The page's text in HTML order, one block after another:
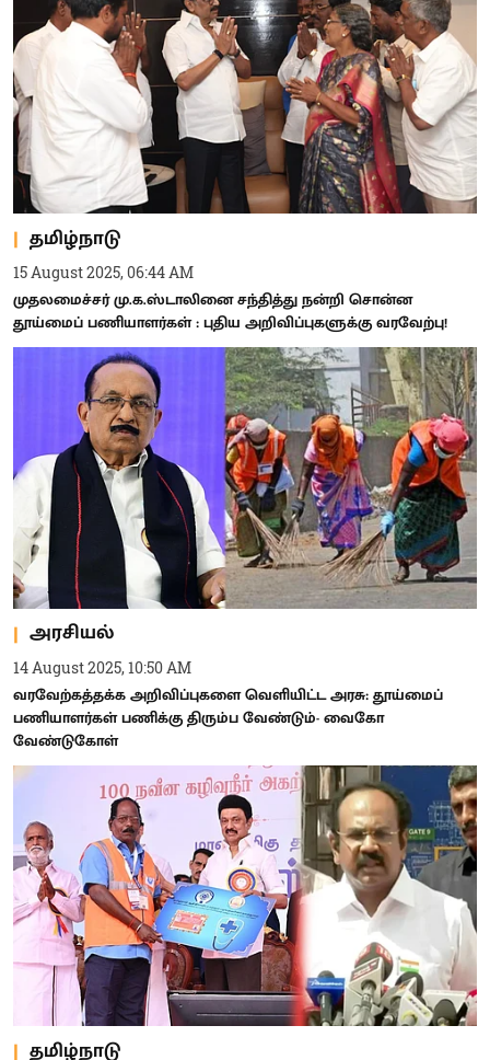
தமிழ்நாடு
15 August 2025, 06:44 AM
முதலமைச்சர் மு.க.ஸ்டாலினை சந்தித்து நன்றி சொன்ன
தூய்மைப் பணியாளர்கள் : புதிய அறிவிப்புகளுக்கு வரவேற்பு!
அரசியல்
14 August 2025, 10:50 AM
வரவேற்கத்தக்க அறிவிப்புகளை வெளியிட்ட அரசு: தூய்மைப்
பணியாளர்கள் பணிக்கு திரும்ப வேண்டும்- வைகோ
வேண்டுகோள்
தமிழ்நாடு